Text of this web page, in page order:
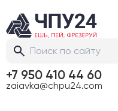
+7 950 410 44 60
zaiavka@chpu24.com